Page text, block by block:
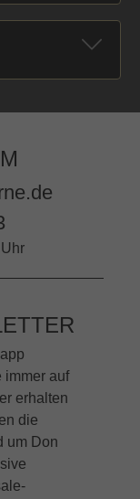
immer auf
erhalten
die
um Don